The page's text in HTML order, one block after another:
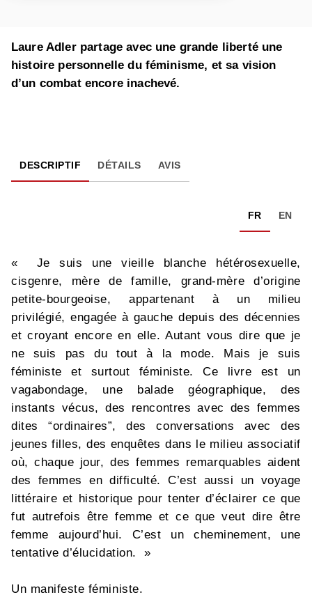
Laure Adler partage avec une grande liberté une
histoire personnelle du féminisme, et sa vision
d’un combat encore inachevé.
DESCRIPTIF DÉTAILS AVIS
FR EN
« Je suis une vieille blanche hétérosexuelle,
cisgenre, mère de famille, grand-mère d’origine
petite-bourgeoise, appartenant à un milieu
privilégié, engagée à gauche depuis des décennies
et croyant encore en elle. Autant vous dire que je
ne suis pas du tout à la mode. Mais je suis
féministe et surtout féministe. Ce livre est un
vagabondage, une balade géographique, des
instants vécus, des rencontres avec des femmes
dites “ordinaires”, des conversations avec des
jeunes filles, des enquêtes dans le milieu associatif
où, chaque jour, des femmes remarquables aident
des femmes en difficulté. C’est aussi un voyage
littéraire et historique pour tenter d’éclairer ce que
fut autrefois être femme et ce que veut dire être
femme aujourd’hui. C’est un cheminement, une
tentative d’élucidation. »
Un manifeste féministe.